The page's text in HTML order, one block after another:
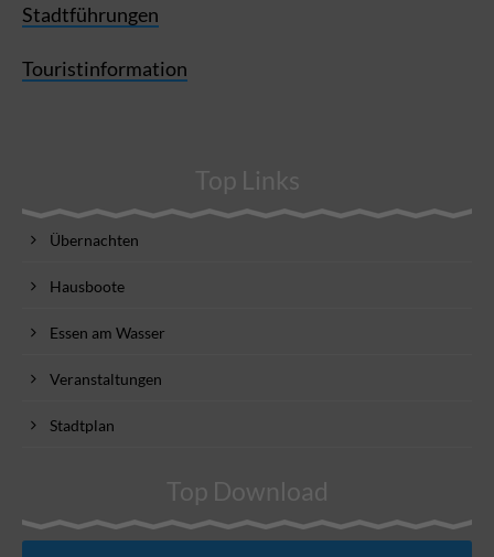
Stadtführungen
Touristinformation
Top Links
Übernachten
Hausboote
Essen am Wasser
Veranstaltungen
Stadtplan
Top Download